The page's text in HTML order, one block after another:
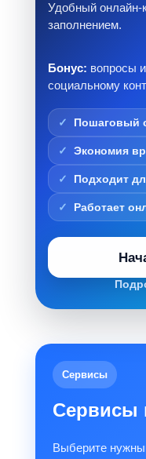
Удобный онлайн-
заполнением.
Бонус: вопросы
социальному
Пошаговый
Экономия
Подходит
Работает
Сервисы
Сервисы
Выберите